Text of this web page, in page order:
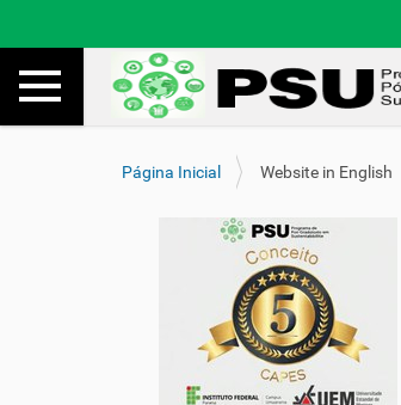
Toggle navigation Busca
V
Página Inicial Website in English